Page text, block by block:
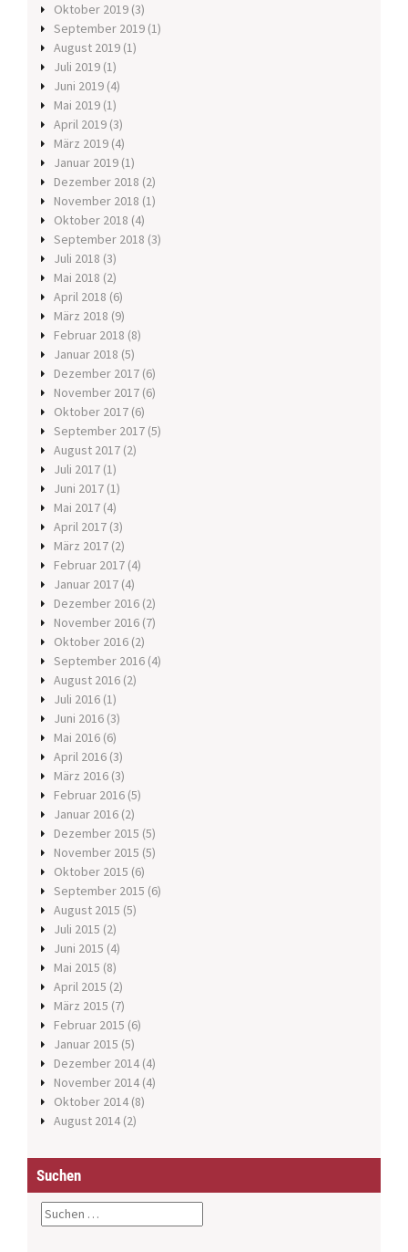
Oktober 2019 (3)
September 2019 (1)
August 2019 (1)
Juli 2019 (1)
Juni 2019 (4)
Mai 2019 (1)
April 2019 (3)
März 2019 (4)
Januar 2019 (1)
Dezember 2018 (2)
November 2018 (1)
Oktober 2018 (4)
September 2018 (3)
Juli 2018 (3)
Mai 2018 (2)
April 2018 (6)
März 2018 (9)
Februar 2018 (8)
Januar 2018 (5)
Dezember 2017 (6)
November 2017 (6)
Oktober 2017 (6)
September 2017 (5)
August 2017 (2)
Juli 2017 (1)
Juni 2017 (1)
Mai 2017 (4)
April 2017 (3)
März 2017 (2)
Februar 2017 (4)
Januar 2017 (4)
Dezember 2016 (2)
November 2016 (7)
Oktober 2016 (2)
September 2016 (4)
August 2016 (2)
Juli 2016 (1)
Juni 2016 (3)
Mai 2016 (6)
April 2016 (3)
März 2016 (3)
Februar 2016 (5)
Januar 2016 (2)
Dezember 2015 (5)
November 2015 (5)
Oktober 2015 (6)
September 2015 (6)
August 2015 (5)
Juli 2015 (2)
Juni 2015 (4)
Mai 2015 (8)
April 2015 (2)
März 2015 (7)
Februar 2015 (6)
Januar 2015 (5)
Dezember 2014 (4)
November 2014 (4)
Oktober 2014 (8)
August 2014 (2)
Suchen
S
u